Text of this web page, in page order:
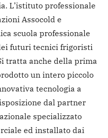
L’istituto professionale
Assocold e
scuola professionale
futuri tecnici frigoristi
tratta anche della prima
un intero piccolo
tecnologia a
dal partner
specializzato
ed installato dai